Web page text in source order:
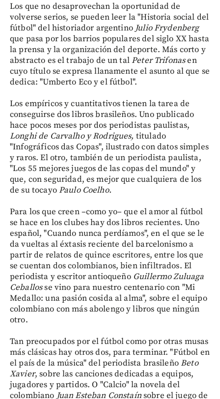
Los que no desaprovechan la oportunidad de
volverse serios, se pueden leer la "Historia social del
fútbol" del historiador argentino Julio Frydenberg
que pasa por los barrios populares del siglo XX hasta
la prensa y la organización del deporte. Más corto y
abstracto es el trabajo de un talPeter Trifonasen
cuyo título se expresa llanamente el asunto al que se
dedica: "Umberto Eco y el fútbol".
Los empíricos y cuantitativos tienen la tarea de
conseguirse dos libros brasileños. Uno publicado
hace pocos meses por dos periodistas paulistas,
Longhi de Carvalho y Rodrigues, titulado
"Infográficos das Copas", ilustrado con datos simples
y raros. El otro, también de un periodista paulista,
"Los 55 mejores juegos de las copas del mundo" y
que, con seguridad, es mejor que cualquiera de los
de su tocayoPaulo Coelho.
Para los que creen –como yo– que el amor al fútbol
se hace en los clubes hay dos libros recientes. Uno
español, "Cuando nunca perdíamos", en el que se le
da vueltas al éxtasis reciente del barcelonismo a
partir de relatos de quince escritores, entre los que
se cuentan dos colombianos, bien infiltrados. El
periodista y escritor antioqueño Guillermo Zuluaga
Ceballosse vino para nuestro centenario con "Mi
Medallo: una pasión cosida al alma", sobre el equipo
colombiano con más abolengo y libros que ningún
otro.
Tan preocupados por el fútbol como por otras musas
más clásicas hay otros dos, para terminar. "Fútbol en
el país de la música" del periodista brasileñoBeto
Xavier, sobre las canciones dedicadas a equipos,
jugadores y partidos. O "Calcio" la novela del
colombiano Juan Esteban Constaínsobre el juego de